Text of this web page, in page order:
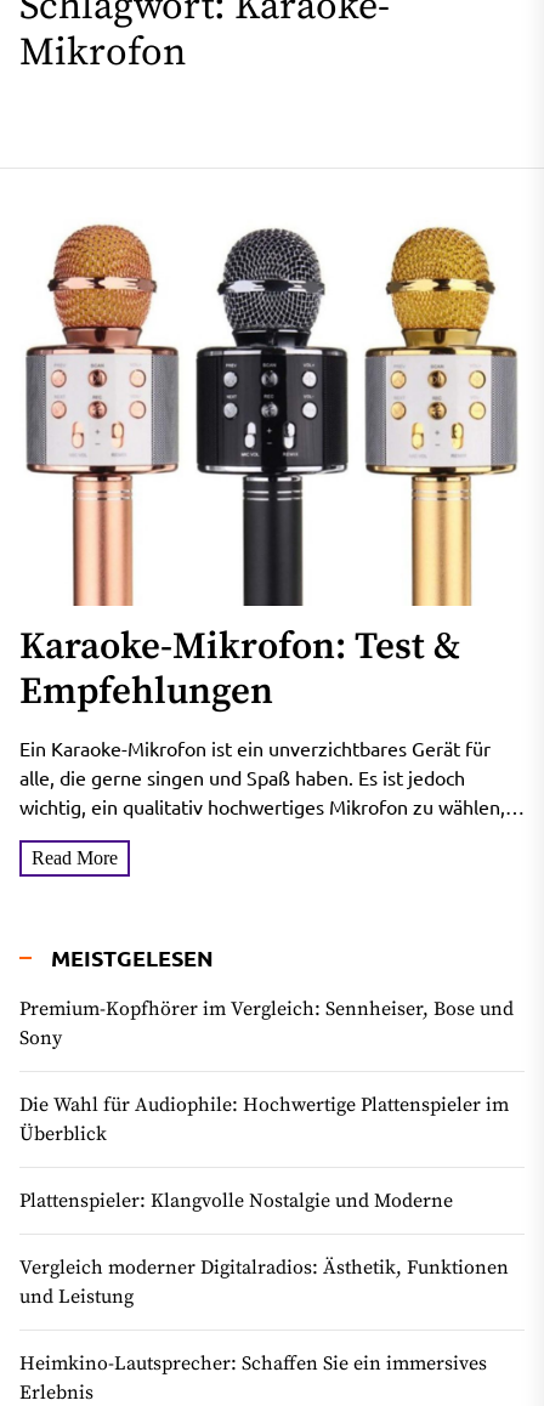
Mikrofon
Karaoke-Mikrofon: Test &
Empfehlungen
Ein Karaoke-Mikrofon ist ein unverzichtbares Gerät für
alle, die gerne singen und Spaß haben. Es ist jedoch
wichtig, ein qualitativ hochwertiges Mikrofon zu wählen,
das...
Read More
MEISTGELESEN
Premium-Kopfhörer im Vergleich: Sennheiser, Bose und
Sony
Die Wahl für Audiophile: Hochwertige Plattenspieler im
Überblick
Plattenspieler: Klangvolle Nostalgie und Moderne
Vergleich moderner Digitalradios: Ästhetik, Funktionen
und Leistung
Heimkino-Lautsprecher: Schaffen Sie ein immersives
Erlebnis